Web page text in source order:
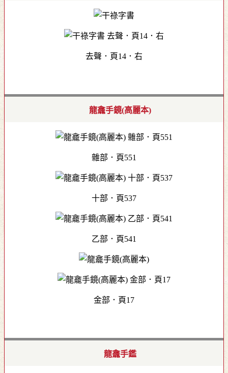
去聲．頁14．右
龍龕手鏡(高麗本)
雜部．頁551
十部．頁537
乙部．頁541
金部．頁17
龍龕手鑑